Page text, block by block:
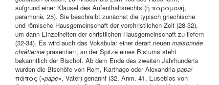
aufgrund einer Klausel des Aufenthaltsrechts (ἡ παραμονή,
paramonè, 25). Sie beschreibt zunächst die typisch griechische
und römische Hausgemeinschaft der vorchristlichen Zeit (28-32),
um dann Einzelheiten der christlichen Hausgemeinschaft zu liefern
(32-34). Es wird auch das Vokabular einer derart neuen maisonnée
chrétienne präsentiert; an der Spitze eines Bistums steht
bekanntlich der Bischof. Ab dem Ende des zweiten Jahrhunderts
wurden die Bischöfe von Rom, Karthago oder Alexandria papa/
πάπας («pape», Vater) genannt (32, Anm. 41, Eusebios von